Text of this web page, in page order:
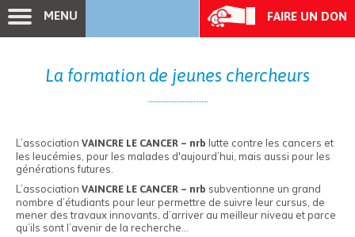
FAIRE UN DON
MENU
La formation de jeunes chercheurs
L’association VAINCRE LE CANCER – nrb lutte contre les cancers et
les leucémies, pour les malades d'aujourd’hui, mais aussi pour les
générations futures.
L’association VAINCRE LE CANCER – nrb subventionne un grand
nombre d’étudiants pour leur permettre de suivre leur cursus, de
mener des travaux innovants, d’arriver au meilleur niveau et parce
qu’ils sont l’avenir de la recherche…